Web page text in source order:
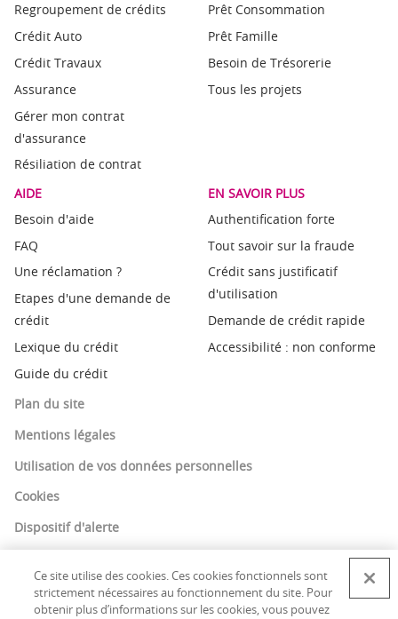
Regroupement de crédits
Crédit Auto
Crédit Travaux
Assurance
Gérer mon contrat
d'assurance
Résiliation de contrat
Prêt Consommation
Prêt Famille
Besoin de Trésorerie
Tous les projets
AIDE
Besoin d'aide
FAQ
Une réclamation ?
Etapes d'une demande de
crédit
Lexique du crédit
Guide du crédit
EN SAVOIR PLUS
Authentification forte
Tout savoir sur la fraude
Crédit sans justificatif
d'utilisation
Demande de crédit rapide
Accessibilité : non conforme
Plan du site
Mentions légales
Utilisation de vos données personnelles
Cookies
Dispositif d'alerte
© Copyright Cofinoga 2018 - Cofinoga est une marque
Ce site utilise des cookies. Ces cookies fonctionnels sont
strictement nécessaires au fonctionnement du site. Pour
obtenir plus d’informations sur les cookies, vous pouvez